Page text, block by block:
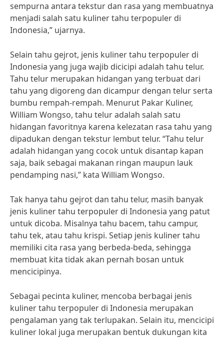
sempurna antara tekstur dan rasa yang membuatnya
menjadi salah satu kuliner tahu terpopuler di
Indonesia,” ujarnya.
Selain tahu gejrot, jenis kuliner tahu terpopuler di
Indonesia yang juga wajib dicicipi adalah tahu telur.
Tahu telur merupakan hidangan yang terbuat dari
tahu yang digoreng dan dicampur dengan telur serta
bumbu rempah-rempah. Menurut Pakar Kuliner,
William Wongso, tahu telur adalah salah satu
hidangan favoritnya karena kelezatan rasa tahu yang
dipadukan dengan tekstur lembut telur. “Tahu telur
adalah hidangan yang cocok untuk disantap kapan
saja, baik sebagai makanan ringan maupun lauk
pendamping nasi,” kata William Wongso.
Tak hanya tahu gejrot dan tahu telur, masih banyak
jenis kuliner tahu terpopuler di Indonesia yang patut
untuk dicoba. Misalnya tahu bacem, tahu campur,
tahu tek, atau tahu krispi. Setiap jenis kuliner tahu
memiliki cita rasa yang berbeda-beda, sehingga
membuat kita tidak akan pernah bosan untuk
mencicipinya.
Sebagai pecinta kuliner, mencoba berbagai jenis
kuliner tahu terpopuler di Indonesia merupakan
pengalaman yang tak terlupakan. Selain itu, mencicipi
kuliner lokal juga merupakan bentuk dukungan kita